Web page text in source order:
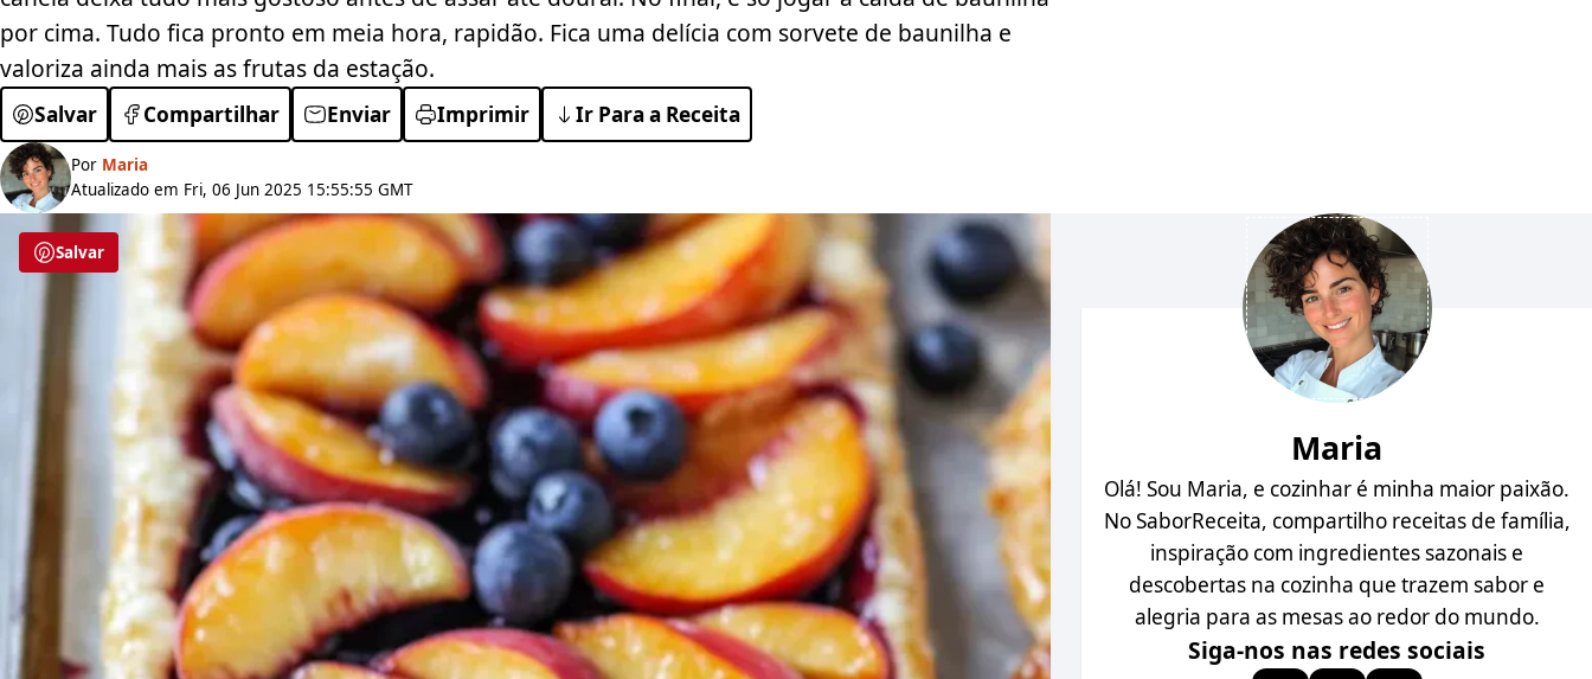
por cima. Tudo fica pronto em meia hora, rapidão. Fica uma delícia com sorvete de baunilha e
valoriza ainda mais as frutas da estação.
Salvar Compartilhar Enviar Imprimir Ir Para a Receita
Por Maria
Atualizado em Fri, 06 Jun 2025 15:55:55 GMT
Salvar
Maria
Olá! Sou Maria, e cozinhar é minha maior paixão.
No SaborReceita, compartilho receitas de família,
inspiração com ingredientes sazonais e
descobertas na cozinha que trazem sabor e
alegria para as mesas ao redor do mundo.
Siga-nos nas redes sociais